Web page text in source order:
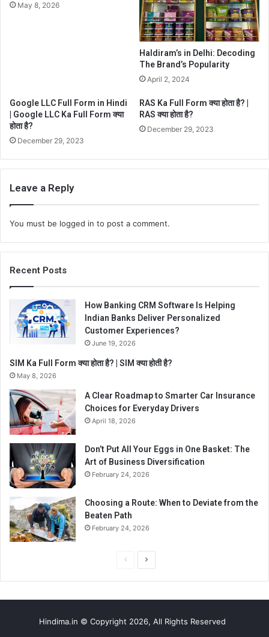
May 8, 2026
Haldiram’s in Delhi: Decoding
The Brand’s Popularity
April 2, 2024
Google LLC Full Form in Hindi
| Google LLC Ka Full Form क्या
होता है?
December 29, 2023
RAS Ka Full Form क्या होता है? |
RAS क्या होता है?
December 29, 2023
Leave a Reply
You must be logged in to post a comment.
Recent Posts
How Banking CRM Software Is Helping
Indian Banks Deliver Personalized
Customer Experiences?
June 19, 2026
SIM Ka Full Form क्या होता है? | SIM क्या होती है?
May 8, 2026
A Clear Roadmap to Smarter Car Insurance
Choices for Everyday Drivers
April 18, 2026
Don’t Put All Your Eggs in One Basket: The
Art of Business Diversification
February 24, 2026
Choosing a Route: When to Deviate from the
Beaten Path
February 24, 2026
p
Hindima.in © Copyright 2026, All Rights Reserved